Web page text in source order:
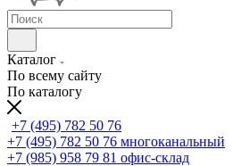
Каталог
По всему сайту
По каталогу
+7 (495) 782 50 76
+7 (495) 782 50 76 многоканальный
+7 (985) 958 79 81 офис-склад